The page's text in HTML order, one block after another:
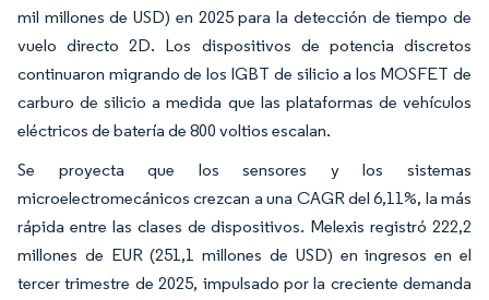
mil millones de USD) en 2025 para la detección de tiempo de
vuelo directo 2D. Los dispositivos de potencia discretos
continuaron migrando de los IGBT de silicio a los MOSFET de
carburo de silicio a medida que las plataformas de vehículos
eléctricos de batería de 800 voltios escalan.
Se proyecta que los sensores y los sistemas
microelectromecánicos crezcan a una CAGR del 6,11%, la más
rápida entre las clases de dispositivos. Melexis registró 222,2
millones de EUR (251,1 millones de USD) en ingresos en el
tercer trimestre de 2025, impulsado por la creciente demanda